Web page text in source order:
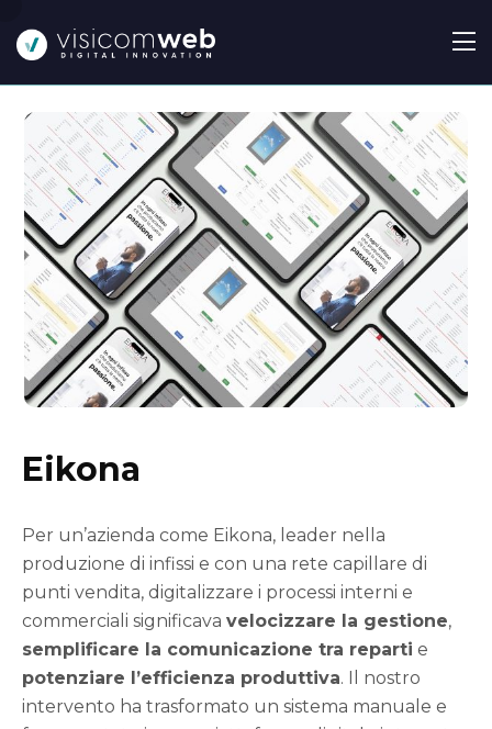
Eikona
Per un’azienda come Eikona, leader nella
produzione di infissi e con una rete capillare di
punti vendita, digitalizzare i processi interni e
commerciali significava velocizzare la gestione,
semplificare la comunicazione tra reparti e
potenziare l’efficienza produttiva. Il nostro
intervento ha trasformato un sistema manuale e